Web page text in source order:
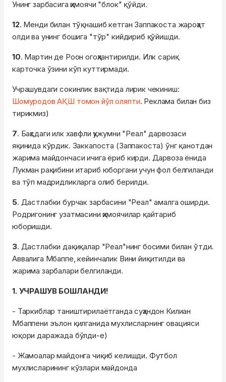
Унинг зарбасига ҳимоячи "блок" қўйди.
12. Менди билан тўқнашиб кетган Заппакоста жароҳат
олди ва унинг бошига "тўр" кийдириб қўйишди.
10. Мартин де Роон огоҳлантирилди. Илк сариқ
карточка ўзини кўп куттирмади.
Учрашувдаги сокинлик вақтида лирик чекиниш:
Шомуродов АҚШ томон йўл оляпти. Реклама билан биз
тирикмиз)
7. Баҳсдаги илк хавфли ҳужумни "Реал" дарвозаси
яқинида кўрдик. Заккапоста (Заппакоста) ўнг қанотдан
жарима майдончаси ичига ёриб кирди. Дарвоза ёнида
Лукман рақибини итариб юборгани учун фол белгиланди
ва тўп мадридликларга олиб берилди.
5. Дастлабки бурчак зарбасини "Реал" амалга оширди.
Родригонинг узатмасини ҳимоячилар қайтариб
юборишди.
3. Дастлабки дақиқалар "Реал"нинг босими билан ўтди.
Аввалига Мбаппе, кейинчалик Вини йиқитилди ва
жарима зарбалари белгиланди.
1. УЧРАШУВ БОШЛАНДИ!
- Таркиблар таништирилаётганда суҳандон Килиан
Мбаппени эълон қилганида мухлисларнинг овацияси
юқори даражада бўлди-е)
- Жамоалар майдонга чиқиб келишди. Футбол
мухлисларининг кўзлари майдонда